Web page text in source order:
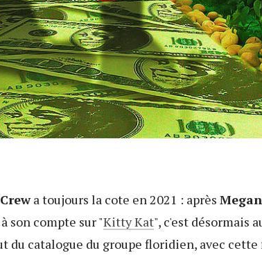
a toujours la cote en 2021 : après
son compte sur "Kitty Kat", c'est désormais
du catalogue du groupe floridien, avec cette